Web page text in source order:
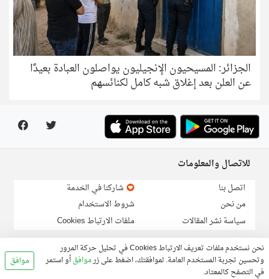
الجزائر: المسيحيون الإنجيليون يواصلون العبادة بعيدًا
عن العلن بعد إغلاق شبه كامل لكنائسهم
للاتصال والمعلومات
اتصل بنا
من نحن
سياسة نشر المقالات
شاركنا في الخدمة
شروط الاستخدام
ملفات الارتباط Cookies
لارسال خبر او مقالة: info@linga.orgنحن نستخدم ملفات تعريف الارتباط Cookies في تحليل حركة المرور
وتحسين تجربة المستخدم العامة. لموافقتك، اضغط على زرموافقأو استمر
في التصفح كالمعتاد.
موافق